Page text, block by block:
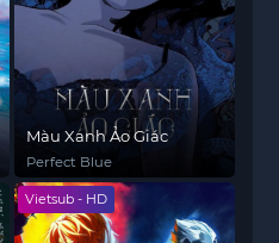
Màu Xanh Ảo Giác
Perfect Blue
Vietsub - HD